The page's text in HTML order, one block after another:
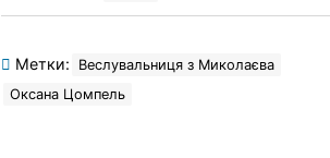
Метки:
Веслувальниця з Миколаєва
Оксана Цомпель